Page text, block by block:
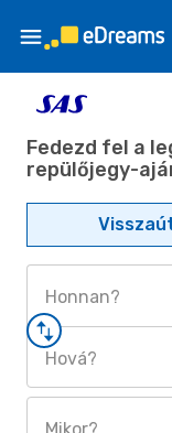
Fedezd fel a
repülőjegy-
Honnan?
Hová?